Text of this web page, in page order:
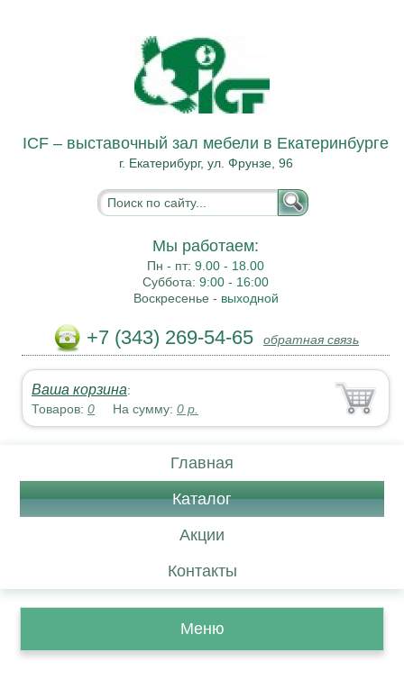
ICF – выставочный зал мебели в Екатеринбурге
г. Екатерибург, ул. Фрунзе, 96
Мы работаем:
Пн - пт:9.00 - 18.00
Суббота:9:00 - 16:00
Воскресенье - выходной
+7 (343) 269-54-65 обратная связь
Ваша корзина:
Товаров:0 На сумму:0 р.
Главная
Каталог
Акции
Контакты
Меню